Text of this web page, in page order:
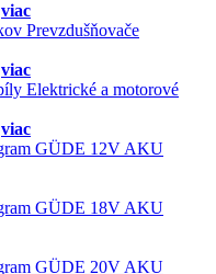
viac
Prevzdušňovače
viac
Elektrické a motorové
viac
GÜDE 12V AKU
GÜDE 18V AKU
GÜDE 20V AKU